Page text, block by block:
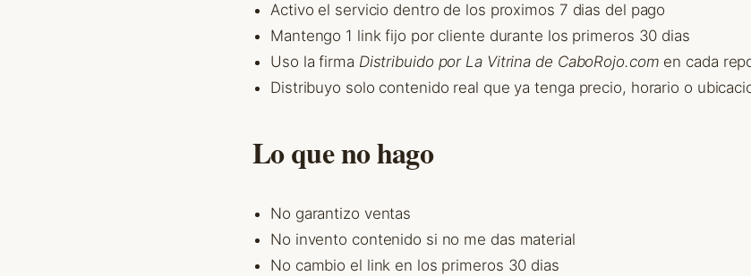
Activo el servicio dentro de los proximos 7 dias del pago
Mantengo 1 link fijo por cliente durante los primeros 30 dias
Uso la firma Distribuido por La Vitrina de CaboRojo.com en cada
Distribuyo solo contenido real que ya tenga precio, horario o
Lo que no hago
No garantizo ventas
No invento contenido si no me das material
No cambio el link en los primeros 30 dias